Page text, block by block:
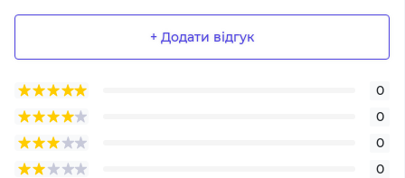
+ Додати відгук
0
0
0
0